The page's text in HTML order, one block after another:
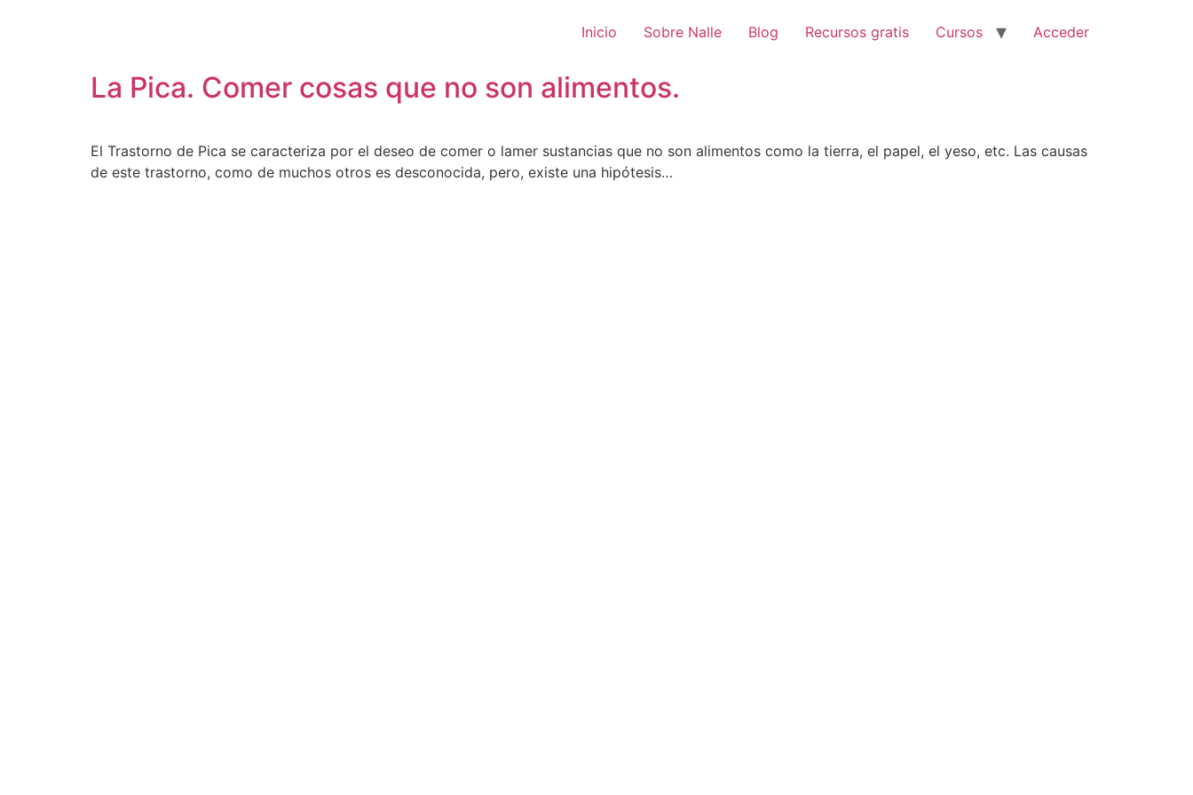
Inicio
Sobre Nalle Blog Recursos gratis Cursos Acceder
La Pica. Comer cosas que no son alimentos.
El Trastorno de Pica se caracteriza por el deseo de comer o lamer sustancias que no son alimentos como la tierra, el papel, el yeso, etc. Las causas
de este trastorno, como de muchos otros es desconocida, pero, existe una hipótesis…